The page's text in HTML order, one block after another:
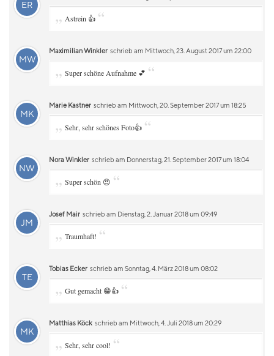
ER
„ Astrein 👍 “
MW
Maximilian Winkler schrieb am Mittwoch, 23. August 2017 um 22:00
„ Super schöne Aufnahme 💕 “
MK
Marie Kastner schrieb am Mittwoch, 20. September 2017 um 18:25
„ Sehr, sehr schönes Foto👍 “
NW
Nora Winkler schrieb am Donnerstag, 21. September 2017 um 18:04
„ Super schön 😍 “
JM
Josef Mair schrieb am Dienstag, 2. Januar 2018 um 09:49
„ Traumhaft! “
TE
Tobias Ecker schrieb am Sonntag, 4. März 2018 um 08:02
„ Gut gemacht 😁👍 “
MK
Matthias Köck schrieb am Mittwoch, 4. Juli 2018 um 20:29
„ Sehr, sehr cool! “